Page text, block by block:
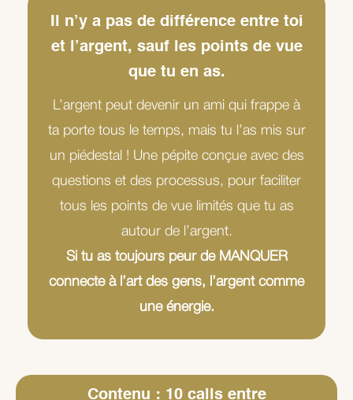
Il n’y a pas de différence entre toi
et l’argent, sauf les points de vue
que tu en as.
L’argent peut devenir un ami qui frappe à
ta porte tous le temps, mais tu l’as mis sur
un piédestal ! Une pépite conçue avec des
questions et des processus, pour faciliter
tous les points de vue limités que tu as
autour de l’argent.
Si tu as toujours peur de MANQUER
connecte à l’art des gens, l’argent comme
une énergie.
Contenu : 10 calls entre